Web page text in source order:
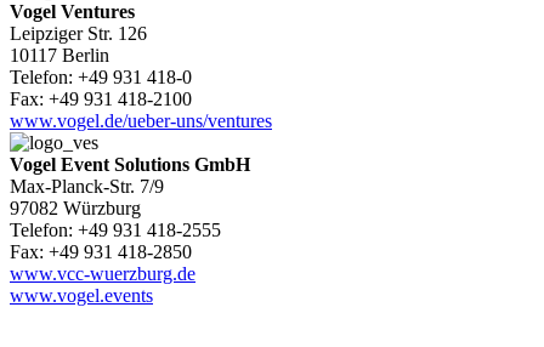
Vogel Ventures
Leipziger Str. 126
10117 Berlin
Telefon: +49 931 418-0
Fax: +49 931 418-2100
www.vogel.de/ueber-uns/ventures
Vogel Event Solutions GmbH
Max-Planck-Str. 7/9
97082 Würzburg
Telefon: +49 931 418-2555
Fax: +49 931 418-2850
www.vcc-wuerzburg.de
www.vogel.events